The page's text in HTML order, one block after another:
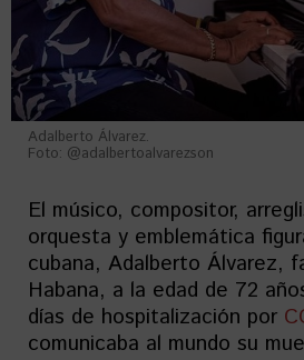
Adalberto Álvarez.
Foto: @adalbertoalvarezson
El músico, compositor,
orquesta y emblemática
cubana, Adalberto Álvarez,
Habana, a la edad de 72
días de hospitalización por
comunicaba al mundo su